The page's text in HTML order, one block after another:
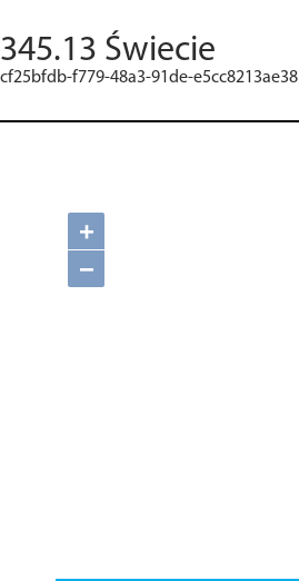
345.13 Świecie
cf25bfdb-f779-48a3-91de-e5cc8213ae38
+
−